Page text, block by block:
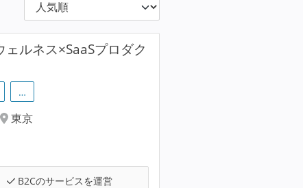
ルネス×SaaSプロダク
…
東京
B2Cのサービスを運営